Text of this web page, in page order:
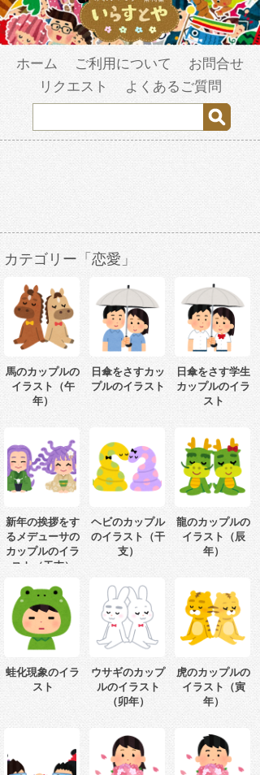
ホーム ご利用について
お問合せ
リクエスト
よくあるご質問
カテゴリー「恋愛」
馬のカップルの
イラスト（午
年）
日傘をさすカッ
プルのイラスト
日傘をさす学生
カップルのイラ
スト
新年の挨拶をす
るメデューサの
カップルのイラ
スト（干支）
ヘビのカップル
のイラスト（干
支）
龍のカップルの
イラスト（辰
年）
蛙化現象のイラ
スト
ウサギのカップ
ルのイラスト
（卯年）
虎のカップルの
イラスト（寅
年）